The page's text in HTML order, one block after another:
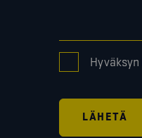
CONSENT
*
Hyväksyn